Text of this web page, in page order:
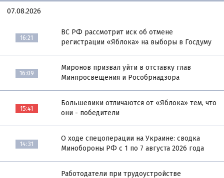
07.08.2026
16:21
ВС РФ рассмотрит иск об отмене
регистрации «Яблока» на выборы в Госдуму
16:09
Миронов призвал уйти в отставку глав
Минпросвещения и Рособрнадзора
15:41
Большевики отличаются от «Яблока» тем, что
они - победители
14:31
О ходе спецоперации на Украине: сводка
Минобороны РФ с 1 по 7 августа 2026 года
Работодатели при трудоустройстве